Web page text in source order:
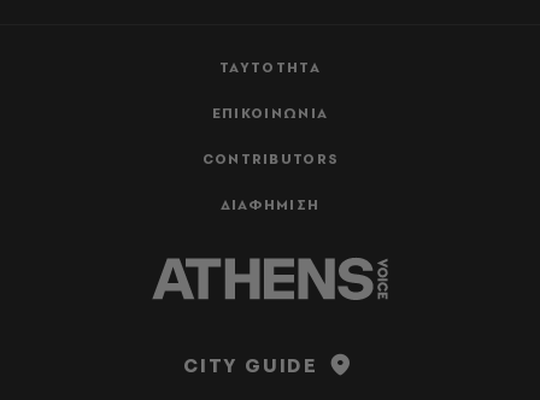
ΤΑΥΤΟΤΗΤΑ
ΕΠΙΚΟΙΝΩΝΙΑ
CONTRIBUTORS
ΔΙΑΦΗΜΙΣΗ
CITY GUIDE